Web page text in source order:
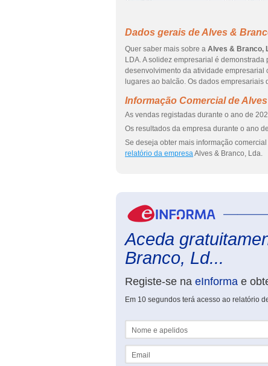
Dados gerais de Alves &
Quer saber mais sobre a Alves & Branco,
LDA. A solidez empresarial é
desenvolvimento da atividade
lugares ao balcão. Os dados
Informação Comercial de
As vendas registadas durante o ano de
Os resultados da empresa durante o ano
Se deseja obter mais informação
relatório da empresaAlves & Branco, Lda.
Aceda
Branco, Ld...
Registe-se na eInforma e
Em 10 segundos terá acesso ao relatório